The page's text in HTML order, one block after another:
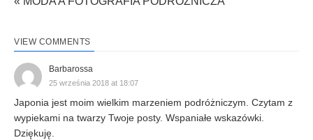
VIEW COMMENTS
Barbarossa
25 września 2018 at 18:07
Japonia jest moim wielkim marzeniem podróżniczym. Czytam z
wypiekami na twarzy Twoje posty. Wspaniałe wskazówki.
Dziękuję.